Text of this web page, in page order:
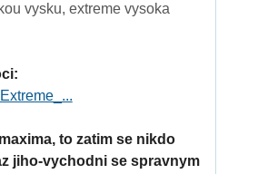
vysku, extreme vysoka
to zatim se nikdo
jiho-vychodni se spravnym